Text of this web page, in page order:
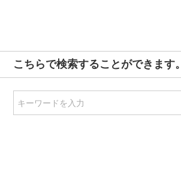
こちらで検索することができます。
キーワードを入力